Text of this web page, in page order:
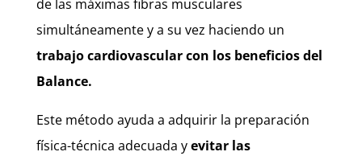
de las máximas fibras musculares
simultáneamente y a su vez haciendo un
trabajo cardiovascular con los beneficios del
Balance.
Este método ayuda a adquirir la preparación
física-técnica adecuada yevitar las